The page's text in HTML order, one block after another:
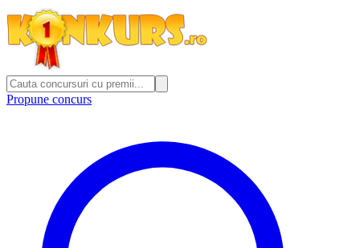
Propune concurs